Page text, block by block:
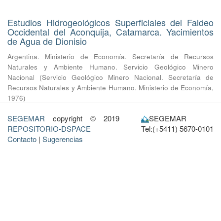
Estudios Hidrogeológicos Superficiales del Faldeo
Occidental del Aconquija, Catamarca. Yacimientos
de Agua de Dionisio
Argentina. Ministerio de Economía. Secretaría de Recursos
Naturales y Ambiente Humano. Servicio Geológico Minero
Nacional
(Servicio Geológico Minero Nacional. Secretaría de
Recursos Naturales y Ambiente Humano. Ministerio de Economía,
1976)
SEGEMAR copyright © 2019
REPOSITORIO-DSPACE
Contacto | Sugerencias
SEGEMAR
Tel:(+5411) 5670-0101